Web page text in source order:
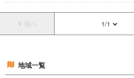
で、ドッグラン、ドッグバスまであるなんて
前へ 1/1
地域一覧